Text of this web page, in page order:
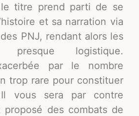
titre prend parti de se
et sa narration via
PNJ, rendant alors les
presque logistique.
par le nombre
trop rare pour constituer
vous sera par contre
proposé des combats de